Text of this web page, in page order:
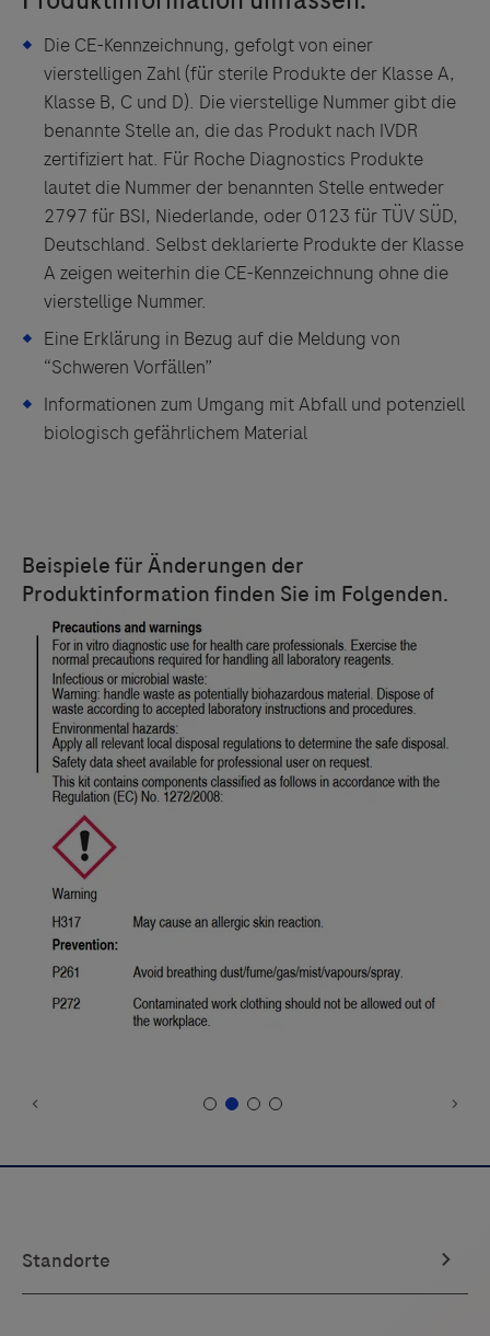
Die CE-Kennzeichnung, gefolgt von einer
vierstelligen Zahl (für sterile Produkte der Klasse A,
Klasse B, C und D). Die vierstellige Nummer gibt die
benannte Stelle an, die das Produkt nach IVDR
zertifiziert hat. Für Roche Diagnostics Produkte
lautet die Nummer der benannten Stelle entweder
2797 für BSI, Niederlande, oder 0123 für TÜV SÜD,
Deutschland. Selbst deklarierte Produkte der Klasse
A zeigen weiterhin die CE-Kennzeichnung ohne die
vierstellige Nummer.
Eine Erklärung in Bezug auf die Meldung von
“Schweren Vorfällen”
Informationen zum Umgang mit Abfall und potenziell
biologisch gefährlichem Material